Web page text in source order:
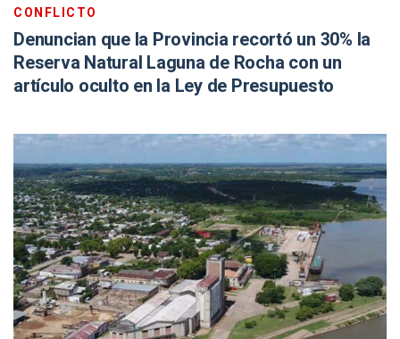
CONFLICTO
Denuncian que la Provincia recortó un 30% la
Reserva Natural Laguna de Rocha con un
artículo oculto en la Ley de Presupuesto